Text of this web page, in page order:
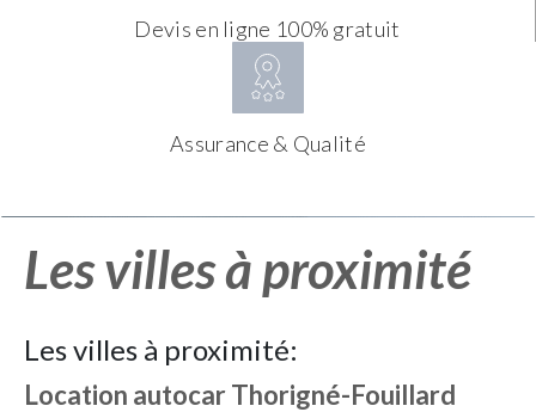
Devis en ligne 100% gratuit
Assurance & Qualité
Les villes à proximité
Les villes à proximité:
Location autocarThorigné-Fouillard